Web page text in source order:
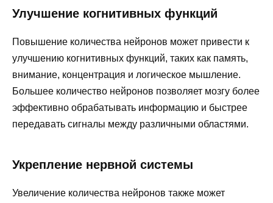
Улучшение когнитивных функций
Повышение количества нейронов может привести к
улучшению когнитивных функций, таких как память,
внимание, концентрация и логическое мышление.
Большее количество нейронов позволяет мозгу более
эффективно обрабатывать информацию и быстрее
передавать сигналы между различными областями.
Укрепление нервной системы
Увеличение количества нейронов также может